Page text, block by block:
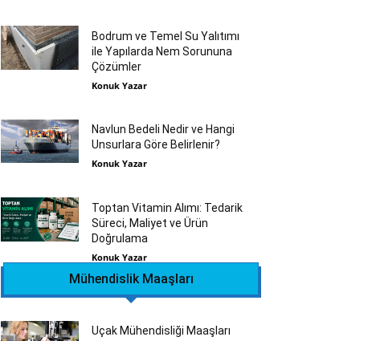
Bodrum ve Temel Su Yalıtımı
ile Yapılarda Nem Sorununa
Çözümler
Konuk Yazar
Navlun Bedeli Nedir ve Hangi
Unsurlara Göre Belirlenir?
Konuk Yazar
Toptan Vitamin Alımı: Tedarik
Süreci, Maliyet ve Ürün
Doğrulama
Konuk Yazar
Mühendislik Maaşları
Uçak Mühendisliği Maaşları